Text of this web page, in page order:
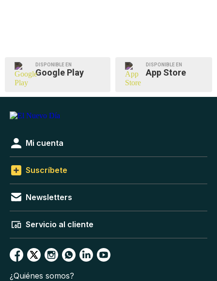
DISPONIBLE EN
Google Play
DISPONIBLE EN
App Store
Mi cuenta
Suscríbete
Newsletters
Servicio al cliente
¿Quiénes somos?